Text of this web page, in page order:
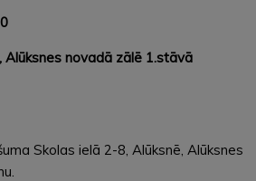
Alūksnes novadā zālē 1.stāvā
Skolas ielā 2-8, Alūksnē, Alūksnes